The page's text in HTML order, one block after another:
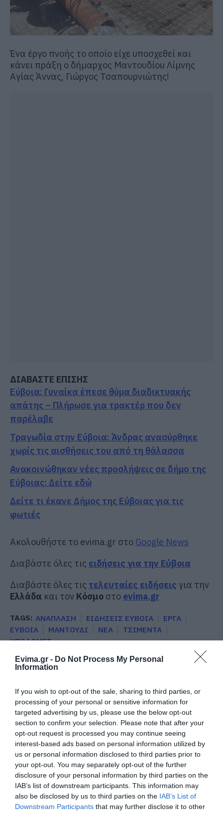
Evima.gr - Do Not Process My Personal
Information
If you wish to opt-out of the sale, sharing to third parties, or
processing of your personal or sensitive information for
targeted advertising by us, please use the below opt-out
section to confirm your selection. Please note that after your
opt-out request is processed you may continue seeing
interest-based ads based on personal information utilized by
us or personal information disclosed to third parties prior to
your opt-out. You may separately opt-out of the further
disclosure of your personal information by third parties on the
IAB’s list of downstream participants. This information may
also be disclosed by us to third parties on the IAB’s List of
Downstream Participants that may further disclose it to other
Ένα έργο πνοής το οποίο είχε υποσχεθεί και
κάνει πράξη ο δήμαρχος Μαντουδίου Λίμνης
Αγίας Άννας, Γιώργος Τσαπουρνιώτης!
ΔΙΑΒΑΣΤΕ ΕΠΙΣΗΣ
Εύβοια: Γυναίκα έπεσε θύμα διαδικτυακής
απάτης – Πλήρωσε για τρακτέρ που δεν
παρέλαβε
Τραγωδία στην Εύβοια: Άνδρας ανασύρθηκε
χωρίς τις αισθήσεις του από τη θάλασσα
Ανακοινώθηκαν νέες προσλήψεις σε δήμο της
Εύβοιας: Δείτε εδώ
Δείτε τι έκανε Δήμος της Εύβοιας για τις
φωτιές
Ακολουθήστε το evima.gr στο Google News
Διαβάστε όλες τις ειδήσεις για την Εύβοια
Διαβάστε όλες τις τελευταίες ειδήσεις για την
Ελλάδα και τον Κόσμο στο evima.gr
TAGS: ΑΝΑΠΛΑΣΗ ΕΙΔΗΣΕΙΣ ΕΥΒΟΙΑ
ΕΡΓΑ
ΕΥΒΟΙΑ
ΜΑΝΤΟΥΔΙ ΝΕΑ
ΤΣΙΜΕΝΤΑ
ΥΠΟΔΟΜΕΣ
ΡΟΗ ΕΙΔΗΣΕΩΝ
07.08.2026 | 21:40
Εύβοια: Γυναίκα έπεσε θύμα
διαδικτυακής απάτης – Πλήρωσε
για τρακτέρ που δεν παρέλαβε
07.08.2026 | 21:20
Τραγωδία στην Εύβοια: Άνδρας
ανασύρθηκε χωρίς τις αισθήσεις
του από τη θάλασσα